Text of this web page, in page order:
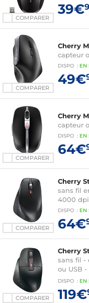
COMPARER
39€
COMPARER
Cherry
capteur
DISPO : EN
49€
COMPARER
Cherry
capteur
DISPO : EN
64€
COMPARER
Cherry
sans fil
4000
DISPO : EN
64€
COMPARER
Cherry
sans fil -
ou USB
boutons
DISPO : EN
119€